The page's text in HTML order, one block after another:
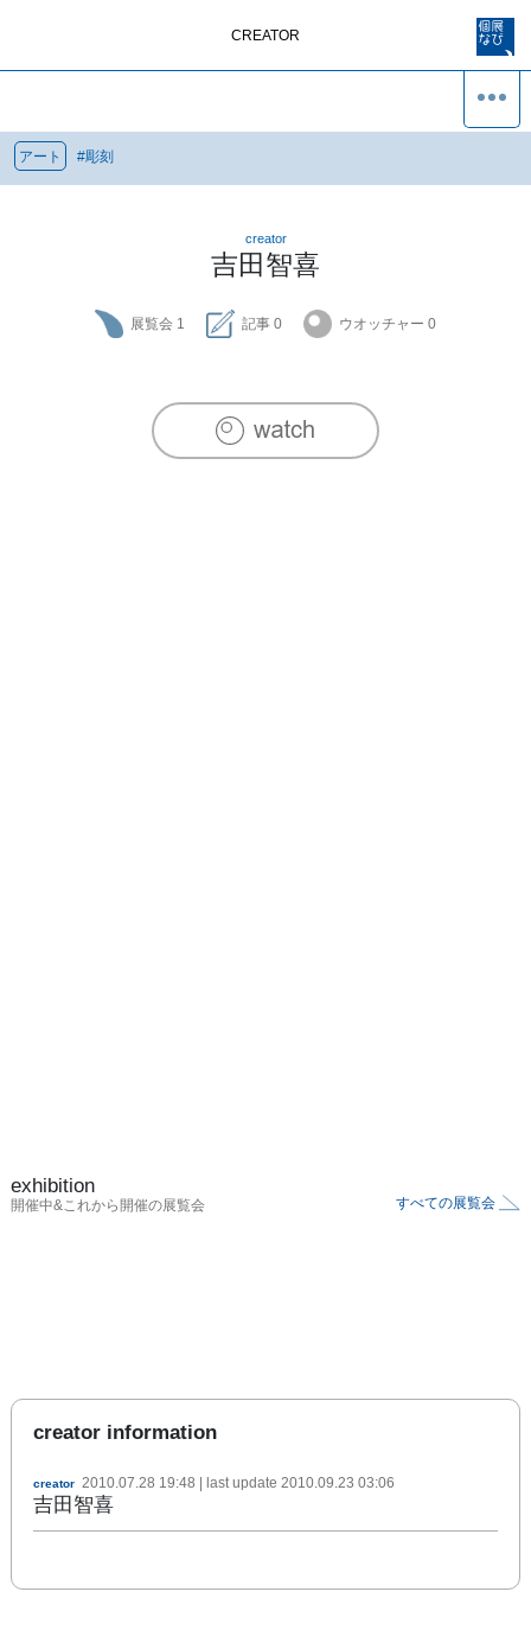
CREATOR
アート #彫刻
creator
吉田智喜
展覧会 1 記事 0 ウオッチャー 0
exhibition
開催中&これから開催の展覧会 すべての展覧会
creator information
creator 2010.07.28 19:48 | last update 2010.09.23 03:06
吉田智喜